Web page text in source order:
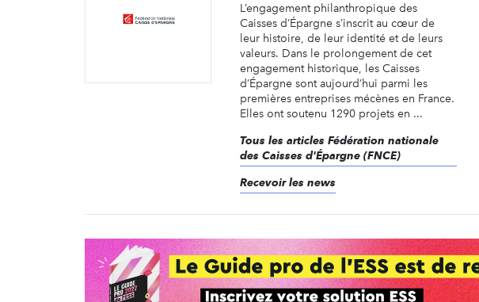
L’engagement philanthropique des
Caisses d’Épargne s’inscrit au cœur de
leur histoire, de leur identité et de leurs
valeurs. Dans le prolongement de cet
engagement historique, les Caisses
d’Épargne sont aujourd’hui parmi les
premières entreprises mécènes en France.
Elles ont soutenu 1290 projets en ...
Tous les articles Fédération nationale
des Caisses d'Épargne (FNCE)
Recevoir les news